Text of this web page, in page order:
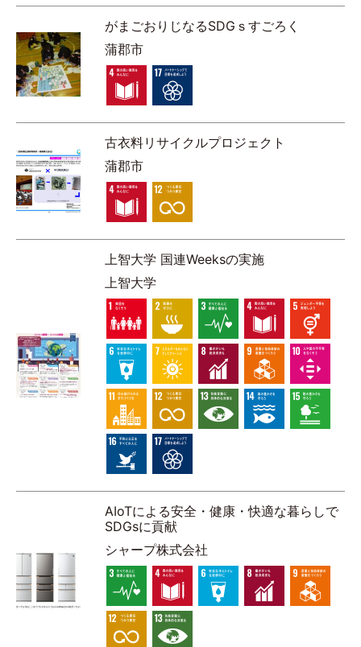
がまごおりじなるSDGｓすごろく
蒲郡市
古衣料リサイクルプロジェクト
蒲郡市
上智大学 国連Weeksの実施
上智大学
AIoTによる安全・健康・快適な暮らしで
SDGsに貢献
シャープ株式会社